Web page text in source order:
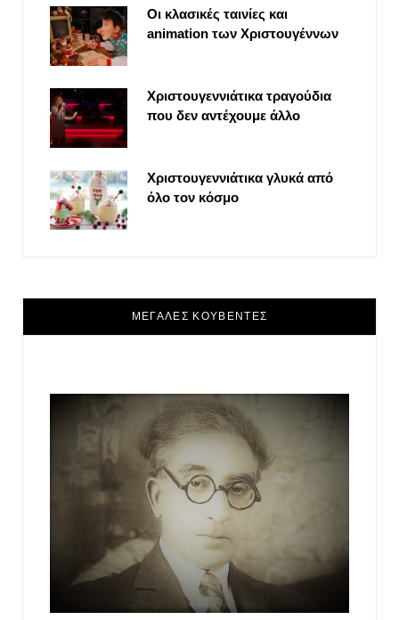
Οι κλασικές ταινίες και
animation των Χριστουγέννων
Χριστουγεννιάτικα τραγούδια
που δεν αντέχουμε άλλο
Χριστουγεννιάτικα γλυκά από
όλο τον κόσμο
ΜΕΓΑΛΕΣ ΚΟΥΒΕΝΤΕΣ